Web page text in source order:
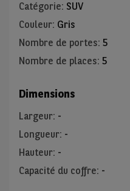
Catégorie: SUV
Couleur: Gris
Nombre de portes: 5
Nombre de places: 5
Dimensions
Largeur: -
Longueur: -
Hauteur: -
Capacité du coffre: -